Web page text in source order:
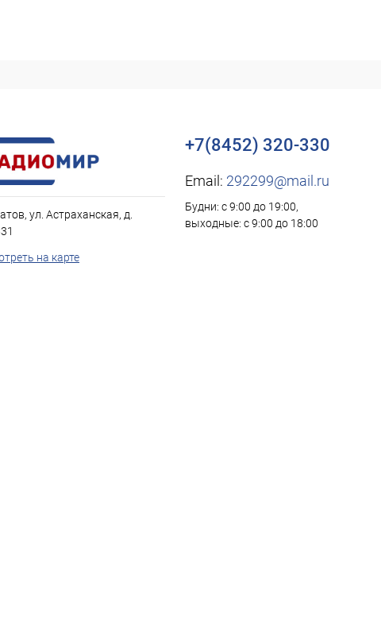
ул. Астраханская, д.
на карте
+7(8452) 320-330
Email: 292299@mail.ru
Будни: с 9:00 до 19:00,
выходные: с 9:00 до 18:00